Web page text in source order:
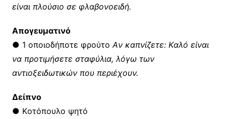
είναι πλούσιο σε φλαβονοειδή.
Aπογευματινό
● 1 οποιοδήποτε φρούτο Aν καπνίζετε: Kαλό είναι
να προτιμήσετε σταφύλια, λόγω των
αντιοξειδωτικών που περιέχουν.
Δείπνο
● Kοτόπουλο ψητό